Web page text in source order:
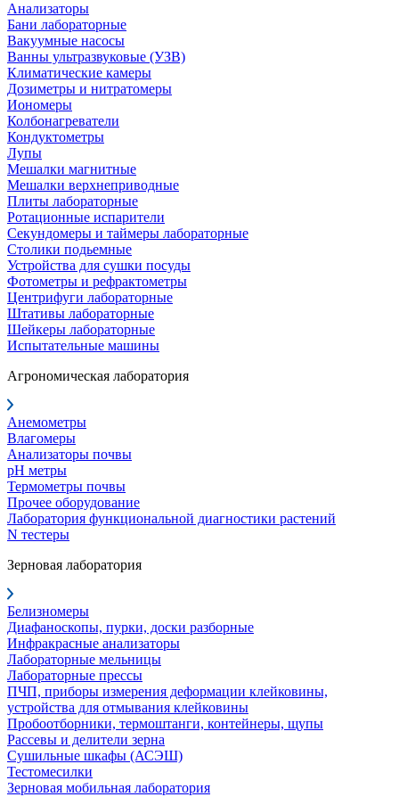
Анализаторы
Бани лабораторные
Вакуумные насосы
Ванны ультразвуковые (УЗВ)
Климатические камеры
Дозиметры и нитратомеры
Иономеры
Колбонагреватели
Кондуктометры
Лупы
Мешалки магнитные
Мешалки верхнеприводные
Плиты лабораторные
Ротационные испарители
Секундомеры и таймеры лабораторные
Столики подьемные
Устройства для сушки посуды
Фотометры и рефрактометры
Центрифуги лабораторные
Штативы лабораторные
Шейкеры лабораторные
Испытательные машины
Агрономическая лаборатория
Анемометры
Влагомеры
Анализаторы почвы
pH метры
Термометры почвы
Прочее оборудование
Лаборатория функциональной диагностики растений
N тестеры
Зерновая лаборатория
Белизномеры
Диафаноскопы, пурки, доски разборные
Инфракрасные анализаторы
Лабораторные мельницы
Лабораторные прессы
ПЧП, приборы измерения деформации клейковины,
устройства для отмывания клейковины
Пробоотборники, термоштанги, контейнеры, щупы
Рассевы и делители зерна
Сушильные шкафы (АСЭШ)
Тестомесилки
Зерновая мобильная лаборатория